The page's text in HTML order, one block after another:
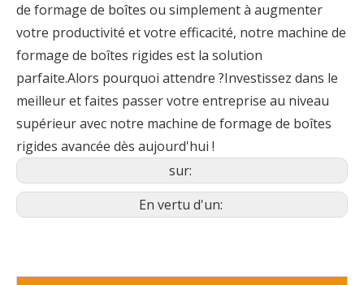
de formage de boîtes ou simplement à augmenter
votre productivité et votre efficacité, notre machine de
formage de boîtes rigides est la solution
parfaite.Alors pourquoi attendre ?Investissez dans le
meilleur et faites passer votre entreprise au niveau
supérieur avec notre machine de formage de boîtes
rigides avancée dès aujourd'hui !
sur:
En vertu d'un: